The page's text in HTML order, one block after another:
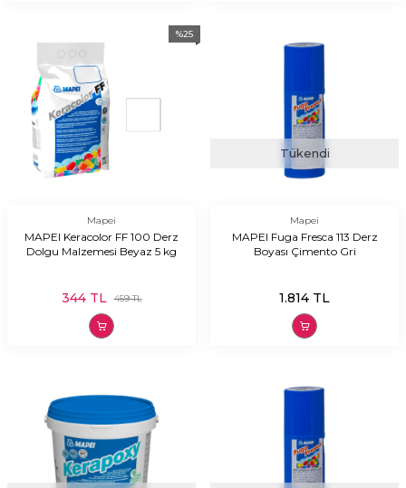
%25
Mapei
MAPEI Keracolor FF 100 Derz
Dolgu Malzemesi Beyaz 5 kg
459TL
344TL
Tükendi
Mapei
MAPEI Fuga Fresca 113 Derz
Boyası Çimento Gri
1.814 TL